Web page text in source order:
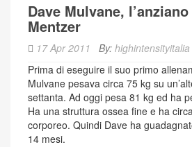
Dave Mulvane,
Mentzer
17 Apr 2011 By: highintensityitalia
Prima di eseguire il suo primo
Mulvane pesava circa 75 kg su
settanta. Ad oggi pesa 81 kg ed ha
Ha una struttura ossea fine e ha
corporeo. Quindi Dave ha
14 mesi.